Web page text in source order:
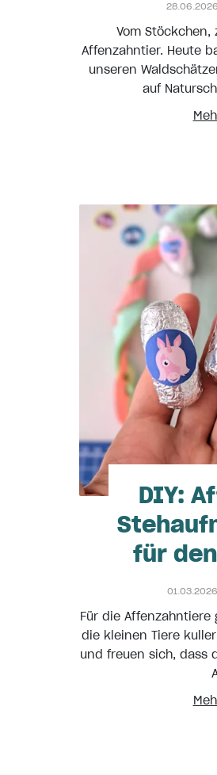
28.06.2026
Vom Stöckchen,
Affenzahntier. Heute
unseren
auf
DIY:
für
01.03.2026
Für die
die kleinen Tiere
und freuen sich, dass